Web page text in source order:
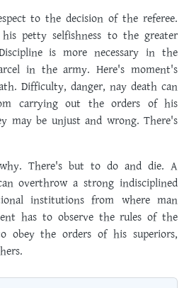
to the decision of the referee.
petty selfishness to the greater
is more necessary in the
in the army. Here's moment's
Difficulty, danger, nay death can
carrying out the orders of his
may be unjust and wrong. There's
There's but to do and die. A
overthrow a strong indisciplined
institutions from where man
has to observe the rules of the
obey the orders of his superiors,